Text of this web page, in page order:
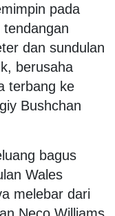
pada
dan sundulan
berusaha
terbang ke
Bushchan
bagus
Wales
melebar dari